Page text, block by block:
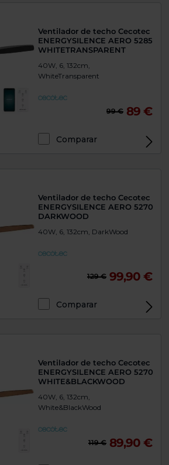
Ventilador de techo Cecotec
ENERGYSILENCE AERO 5285
WHITETRANSPARENT
40W, 6, 132cm,
WhiteTransparent
99 € 89 €
Comparar
Ventilador de techo Cecotec
ENERGYSILENCE AERO 5270
DARKWOOD
40W, 6, 132cm, DarkWood
129 € 99,90 €
Comparar
Ventilador de techo Cecotec
ENERGYSILENCE AERO 5270
WHITE&BLACKWOOD
40W, 6, 132cm,
White&BlackWood
119 € 89,90 €